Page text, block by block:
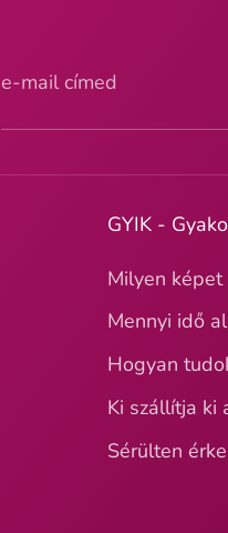
e-mail címed
GYIK -
Milyen
Mennyi idő
Hogyan
Ki szállítja ki
Sérülten